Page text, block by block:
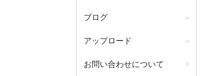
ブログ
アップロード
お問い合わせについて